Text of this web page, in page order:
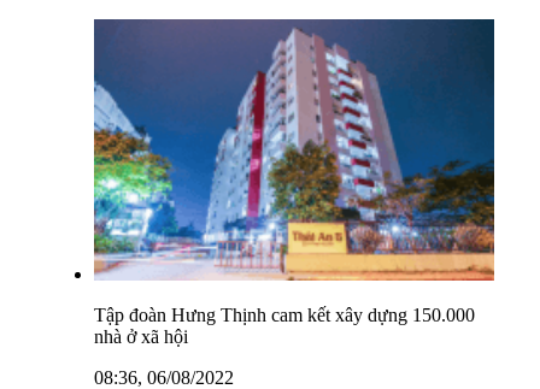
Tập đoàn Hưng Thịnh cam kết xây dựng 150.000
nhà ở xã hội
08:36, 06/08/2022